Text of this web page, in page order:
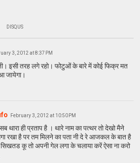
DISQUS
3, 2012 at 8:37 PM
इसी तरह लगे रहो। फोटुओं के बारे में कोई फिक्र मत
जायेगा।
February 3, 2012 at 10:50 PM
थारा ही प्रताप है । थारे नाम का पत्थर तो देखो मैने
रखा है पर तम मिलने का पता नी दे रे आजकल के बात है
कू तो अपनी गेल लगा के चलाया करें ऐसा ना करो